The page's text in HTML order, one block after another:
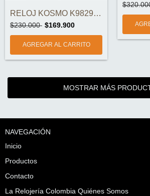
RELOJ KOSMO K9829 AUTOMÁTICO ORIGINAL
$230.000 $169.900
MOSTRAR MÁS
NAVEGACIÓN
Inicio
Productos
Contacto
La Relojería Colombia Quiénes Somos